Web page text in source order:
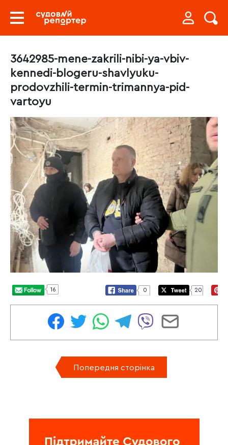
3642985-mene-zakrili-nibi-ya-vbiv-
kennedi-blogeru-shavlyuku-
prodovzhili-termin-trimannya-pid-
vartoyu
16 0 20
Попередня сторінка